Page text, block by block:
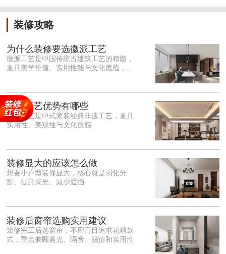
装修攻略
为什么装修要选徽派工艺
徽派工艺是中国传统古建筑工艺的精髓，
兼具美学价值、实用性能与文化底蕴，优
雕细琢的砖、木、石雕为特色，线条古朴
大气，意境悠远，自带东方中式雅致韵
味，耐看且不易过时。<o:p></o:p> 在工
艺品质上，徽派工艺遵循古法匠心工序，
保耐用，抗风化、耐腐蚀，使用
徽派工艺优势有哪些
徽派工艺是中式家装经典非遗工艺，兼具
实用性、美观性与文化质感
装修显大的应该怎么做
想要小户型装修显大，核心就是弱化分
割、提亮采光、减少遮挡
装修后窗帘选购实用建议
装修完工后选窗帘，不用盲目追求花哨款
式，重点兼顾遮光、隔音、颜值和实用性